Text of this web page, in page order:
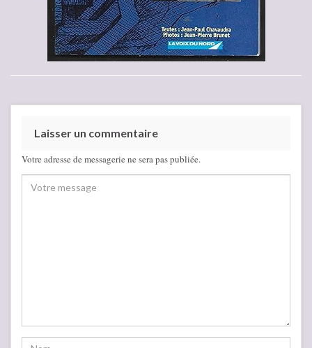
Laisser un commentaire
Votre adresse de messagerie ne sera pas publiée.